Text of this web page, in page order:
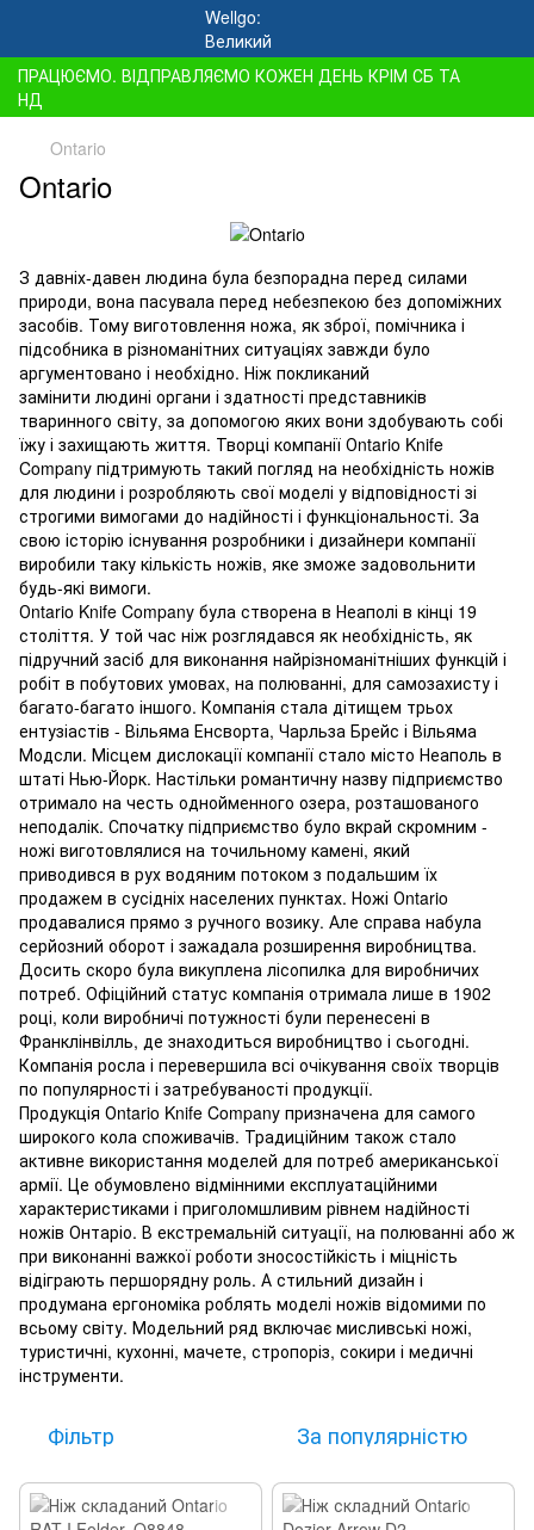
ПРАЦЮЄМО. ВІДПРАВЛЯЄМО КОЖЕН ДЕНЬ КРІМ СБ ТА
НД
Ontario
Ontario
З давніх-давен людина була безпорадна перед силами
природи, вона пасувала перед небезпекою без допоміжних
засобів. Тому виготовлення ножа, як зброї, помічника і
підсобника в різноманітних ситуаціях завжди було
аргументовано і необхідно. Ніж покликаний
замінити людині органи і здатності представників
тваринного світу, за допомогою яких вони здобувають собі
їжу і захищають життя. Творці компанії Оntario Knife
Company підтримують такий погляд на необхідність ножів
для людини і розробляють свої моделі у відповідності зі
строгими вимогами до надійності і функціональності. За
свою історію існування розробники і дизайнери компанії
виробили таку кількість ножів, яке зможе задовольнити
будь-які вимоги.
Оntario Knife Company була створена в Неаполі в кінці 19
століття. У той час ніж розглядався як необхідність, як
підручний засіб для виконання найрізноманітніших функцій і
робіт в побутових умовах, на полюванні, для самозахисту і
багато-багато іншого. Компанія стала дітищем трьох
ентузіастів - Вільяма Енсворта, Чарльза Брейс і Вільяма
Модсли. Місцем дислокації компанії стало місто Неаполь в
штаті Нью-Йорк. Настільки романтичну назву підприємство
отримало на честь однойменного озера, розташованого
неподалік. Спочатку підприємство було вкрай скромним -
ножі виготовлялися на точильному камені, який
приводився в рух водяним потоком з подальшим їх
продажем в сусідніх населених пунктах. Ножі Оntario
продавалися прямо з ручного возику. Але справа набула
серйозний оборот і зажадала розширення виробництва.
Досить скоро була викуплена лісопилка для виробничих
потреб. Офіційний статус компанія отримала лише в 1902
році, коли виробничі потужності були перенесені в
Франклінвілль, де знаходиться виробництво і сьогодні.
Компанія росла і перевершила всі очікування своїх творців
по популярності і затребуваності продукції.
Продукція Оntario Knife Company призначена для самого
широкого кола споживачів. Традиційним також стало
активне використання моделей для потреб американської
армії. Це обумовлено відмінними експлуатаційними
характеристиками і приголомшливим рівнем надійності
ножів Онтаріо. В екстремальній ситуації, на полюванні або ж
при виконанні важкої роботи зносостійкість і міцність
відіграють першорядну роль. А стильний дизайн і
продумана ергономіка роблять моделі ножів відомими по
всьому світу. Модельний ряд включає мисливські ножі,
туристичні, кухонні, мачете, стропоріз, сокири і медичні
інструменти.
Фільтр За популярністю